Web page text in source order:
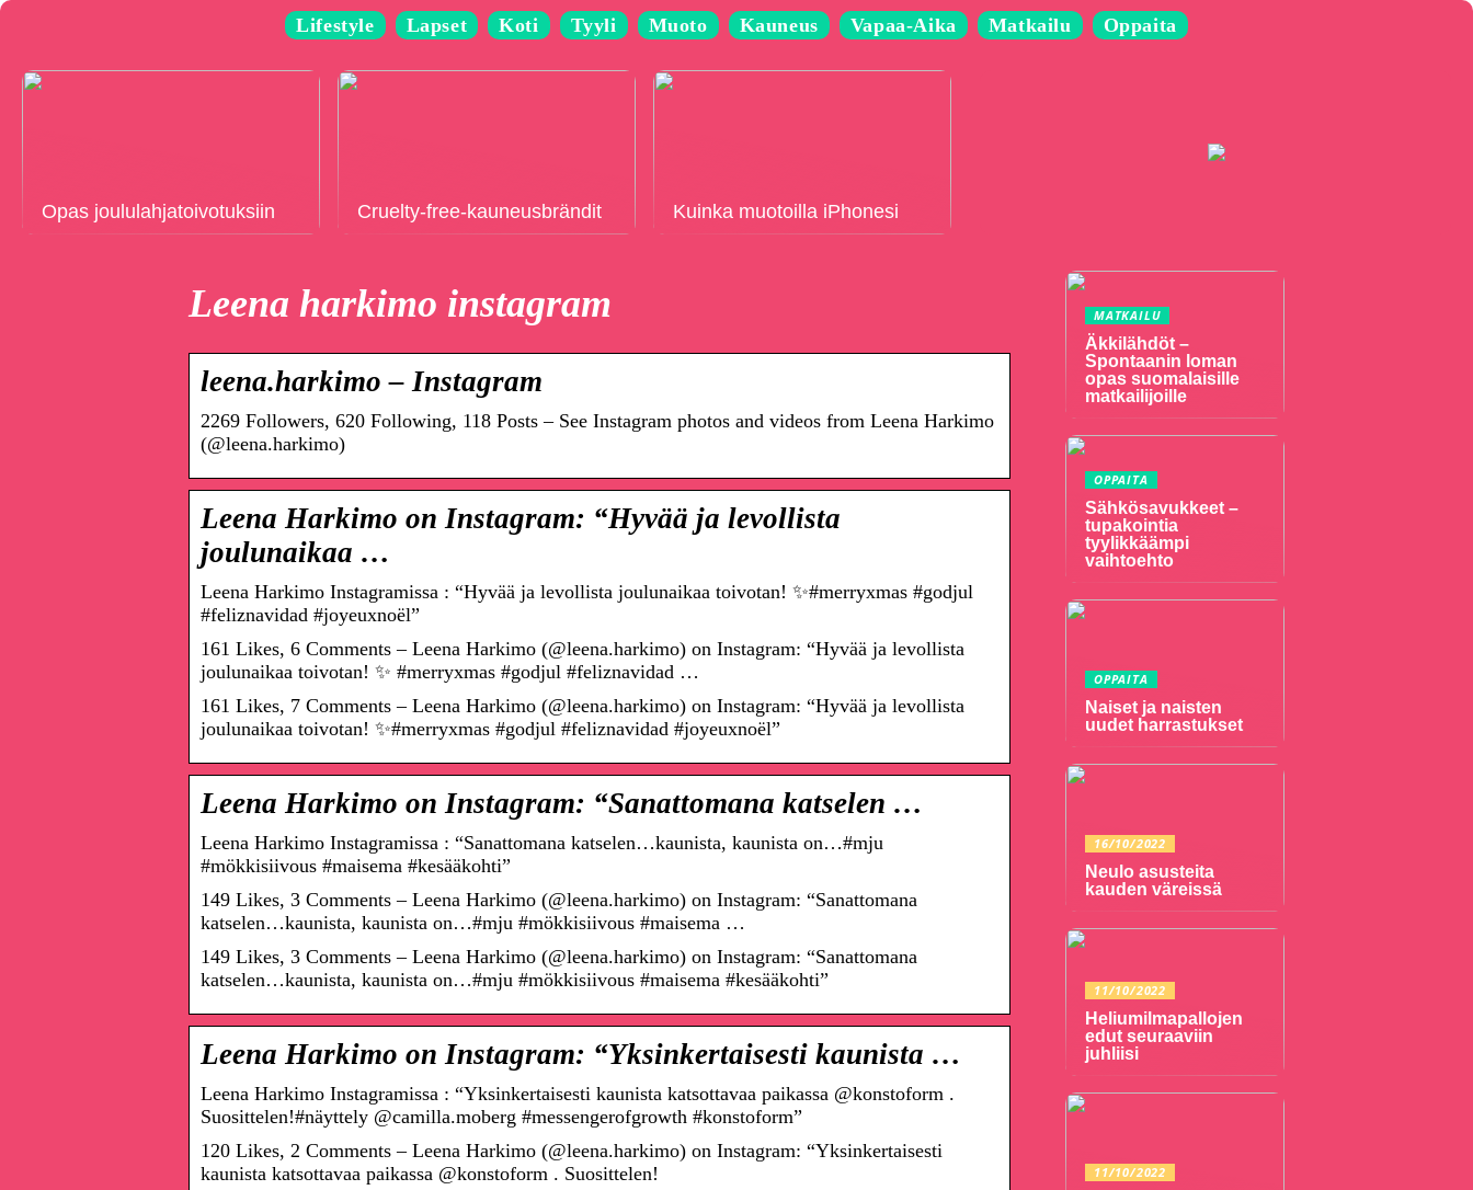
Lifestyle Lapset Koti Tyyli Muoto Kauneus Vapaa-Aika Matkailu Oppaita
Opas joululahjatoivotuksiin Cruelty-free-kauneusbrändit Kuinka muotoilla iPhonesi
Leena harkimo instagram
leena.harkimo – Instagram
2269 Followers, 620 Following, 118 Posts – See Instagram photos and videos from Leena Harkimo
(@leena.harkimo)
Leena Harkimo on Instagram: “Hyvää ja levollista
joulunaikaa …
Leena Harkimo Instagramissa : “Hyvää ja levollista joulunaikaa toivotan! ✨#merryxmas #godjul
#feliznavidad #joyeuxnoël”
161 Likes, 6 Comments – Leena Harkimo (@leena.harkimo) on Instagram: “Hyvää ja levollista
joulunaikaa toivotan! ✨ #merryxmas #godjul #feliznavidad …
161 Likes, 7 Comments – Leena Harkimo (@leena.harkimo) on Instagram: “Hyvää ja levollista
joulunaikaa toivotan! ✨#merryxmas #godjul #feliznavidad #joyeuxnoël”
Leena Harkimo on Instagram: “Sanattomana katselen …
Leena Harkimo Instagramissa : “Sanattomana katselen…kaunista, kaunista on…#mju
#mökkisiivous #maisema #kesääkohti”
149 Likes, 3 Comments – Leena Harkimo (@leena.harkimo) on Instagram: “Sanattomana
katselen…kaunista, kaunista on…#mju #mökkisiivous #maisema …
149 Likes, 3 Comments – Leena Harkimo (@leena.harkimo) on Instagram: “Sanattomana
katselen…kaunista, kaunista on…#mju #mökkisiivous #maisema #kesääkohti”
Leena Harkimo on Instagram: “Yksinkertaisesti kaunista …
Leena Harkimo Instagramissa : “Yksinkertaisesti kaunista katsottavaa paikassa @konstoform .
Suosittelen!#näyttely @camilla.moberg #messengerofgrowth #konstoform”
120 Likes, 2 Comments – Leena Harkimo (@leena.harkimo) on Instagram: “Yksinkertaisesti
kaunista katsottavaa paikassa @konstoform . Suosittelen!
MATKAILU
Äkkilähdöt –
Spontaanin loman
opas suomalaisille
matkailijoille
OPPAITA
Sähkösavukkeet –
tupakointia
tyylikkäämpi
vaihtoehto
OPPAITA
Naiset ja naisten
uudet harrastukset
16/10/2022
Neulo asusteita
kauden väreissä
11/10/2022
Heliumilmapallojen
edut seuraaviin
juhliisi
11/10/2022